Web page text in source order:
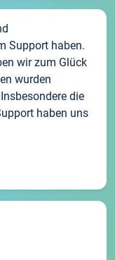
Support haben.
wir zum Glück
wurden
die
haben uns